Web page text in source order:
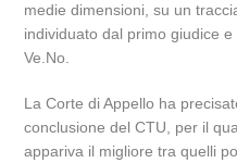
medie dimensioni, su un
individuato dal primo giudice
Ve.No.
La Corte di Appello ha
conclusione del CTU, per il
appariva il migliore tra quelli